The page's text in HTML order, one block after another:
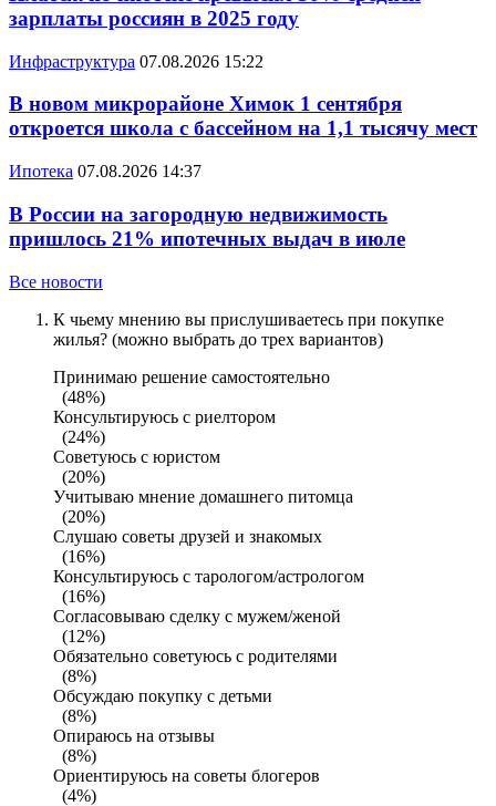
зарплаты россиян в 2025 году
Инфраструктура 07.08.2026 15:22
В новом микрорайоне Химок 1 сентября
откроется школа с бассейном на 1,1 тысячу мест
Ипотека 07.08.2026 14:37
В России на загородную недвижимость
пришлось 21% ипотечных выдач в июле
Все новости
К чьему мнению вы прислушиваетесь при покупке
жилья? (можно выбрать до трех вариантов)
Принимаю решение самостоятельно
(48%)
Консультируюсь с риелтором
(24%)
Советуюсь с юристом
(20%)
Учитываю мнение домашнего питомца
(20%)
Слушаю советы друзей и знакомых
(16%)
Консультируюсь с тарологом/астрологом
(16%)
Согласовываю сделку с мужем/женой
(12%)
Обязательно советуюсь с родителями
(8%)
Обсуждаю покупку с детьми
(8%)
Опираюсь на отзывы
(8%)
Ориентируюсь на советы блогеров
(4%)